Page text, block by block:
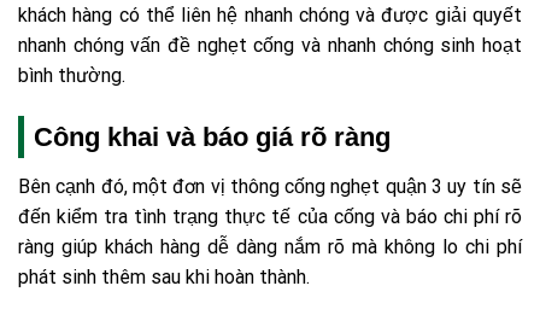
khách hàng có thể liên hệ nhanh chóng và được giải quyết
nhanh chóng vấn đề nghẹt cống và nhanh chóng sinh hoạt
bình thường.
Công khai và báo giá rõ ràng
Bên cạnh đó, một đơn vị thông cống nghẹt quận 3 uy tín sẽ
đến kiểm tra tình trạng thực tế của cống và báo chi phí rõ
ràng giúp khách hàng dễ dàng nắm rõ mà không lo chi phí
phát sinh thêm sau khi hoàn thành.